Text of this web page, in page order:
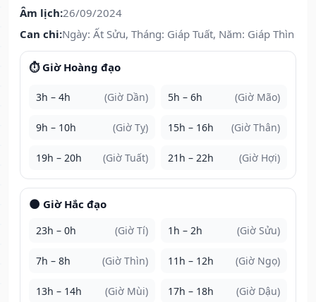
Âm lịch:26/09/2024
Can chi:Ngày: Ất Sửu, Tháng: Giáp Tuất, Năm: Giáp Thìn
⏱️ Giờ Hoàng đạo
3h – 4h (Giờ Dần) 5h – 6h (Giờ Mão)
9h – 10h (Giờ Tỵ) 15h – 16h (Giờ Thân)
19h – 20h (Giờ Tuất) 21h – 22h (Giờ Hợi)
🌑 Giờ Hắc đạo
23h – 0h (Giờ Tí) 1h – 2h (Giờ Sửu)
7h – 8h (Giờ Thìn) 11h – 12h (Giờ Ngọ)
13h – 14h (Giờ Mùi) 17h – 18h (Giờ Dậu)